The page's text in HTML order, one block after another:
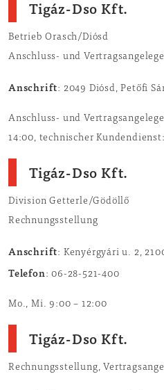
Tigáz-Dso Kft.
Betrieb Orasch/Diósd
Anschluss- und
Anschrift: 2049 Diósd, Petőfi
Anschluss- und
14:00, technischer
Tigáz-Dso Kft.
Division Getterle/Gödöllő
Rechnungsstellung
Anschrift: Kenyérgyári u. 2,
Telefon: 06-28-521-400
Mo., Mi. 9:00 – 12:00
Tigáz-Dso Kft.
Rechnungsstellung,